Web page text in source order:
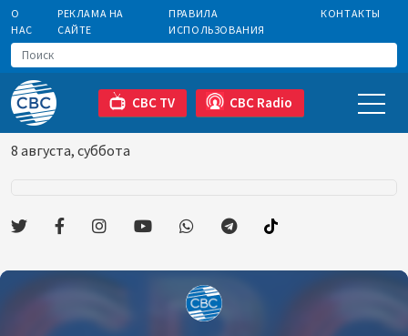
О
НАС
РЕКЛАМА НА
САЙТЕ
ПРАВИЛА
ИСПОЛЬЗОВАНИЯ
КОНТАКТЫ
CBC TV CBC Radio
8 августа, суббота